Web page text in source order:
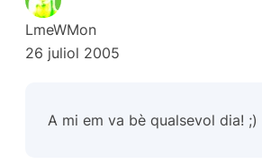
LmeWMon
26 juliol 2005
A mi em va bè qualsevol dia! ;)